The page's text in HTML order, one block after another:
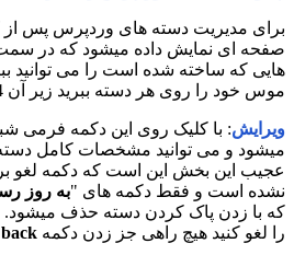
برای مدیریت دسته های وردپرس پس
صفحه ای نمایش داده میشود که در
هایی که ساخته شده است را می توانید
موس خود را روی هر دسته ببرید زیر آن 4 لینک ظاهر میشود.
ویرایش: با کلیک روی این دکمه فرمی
میشود و می توانید مشخصات کامل
عجیب این بخش این است که دکمه لغو
نشده است و فقط دکمه های "به روز
که با زدن پاک کردن دسته حذف میشود.
را لغو کنید هیچ راهی جز زدن دکمه back